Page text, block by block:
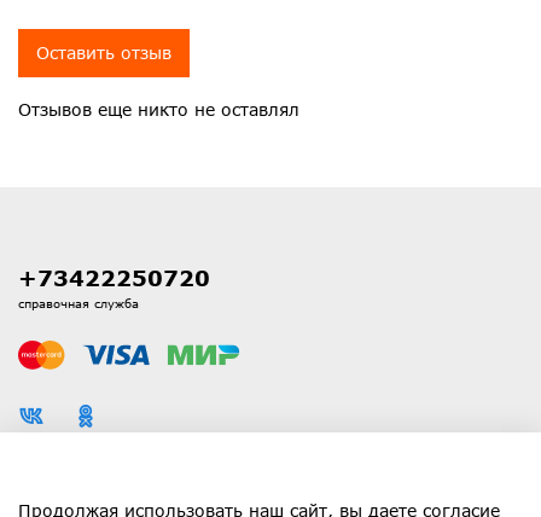
Отзывов еще никто не оставлял
Оставить отзыв
Каталог
+73422250720
справочная служба
Продолжая использовать наш сайт, вы даете согласие